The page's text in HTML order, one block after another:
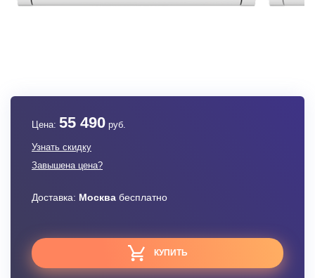
Цена: 55 490 руб.
Узнать скидку
Завышена цена?
Доставка: Москва бесплатно
КУПИТЬ